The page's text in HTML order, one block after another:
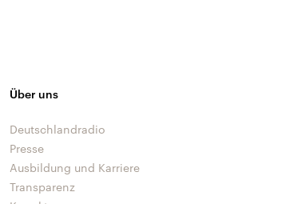
Über uns
Deutschlandradio
Presse
Ausbildung und Karriere
Transparenz